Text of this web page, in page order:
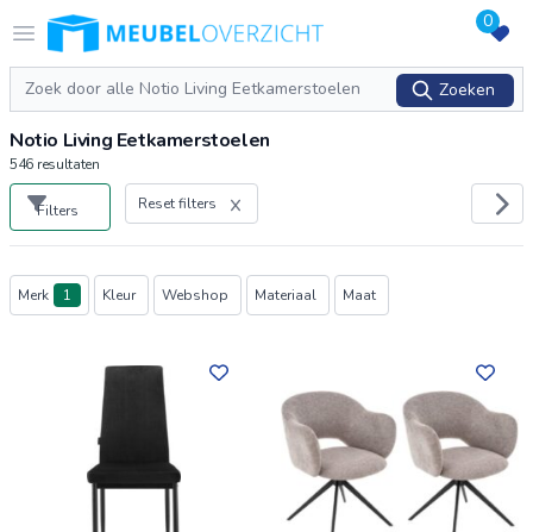
Open menu
Logo Meubeloverzicht.nl 0
Zoeken
Zoeken
Notio Living Eetkamerstoelen
546 resultaten
Filters Reset filters
Producten
Merk 1 Kleur Webshop Materiaal Maat